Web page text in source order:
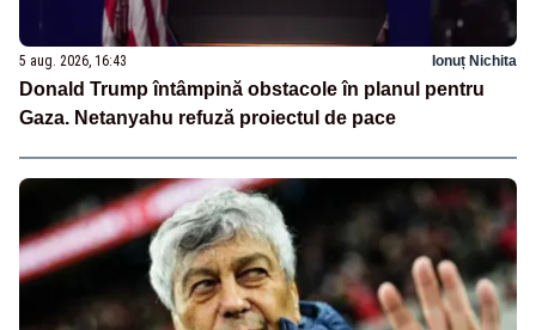
5 aug. 2026, 16:43 Ionuț Nichita
Donald Trump întâmpină obstacole în planul pentru
Gaza. Netanyahu refuză proiectul de pace